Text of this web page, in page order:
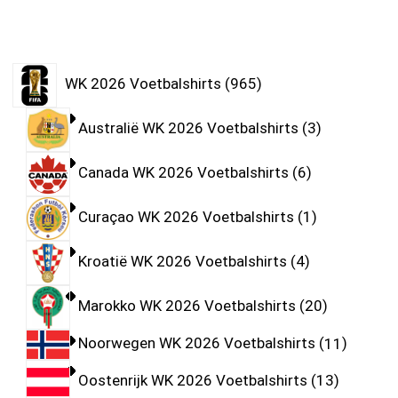
WK 2026 Voetbalshirts 965
Australië WK 2026 Voetbalshirts 3
Canada WK 2026 Voetbalshirts 6
Curaçao WK 2026 Voetbalshirts 1
Kroatië WK 2026 Voetbalshirts 4
Marokko WK 2026 Voetbalshirts 20
Noorwegen WK 2026 Voetbalshirts 11
Oostenrijk WK 2026 Voetbalshirts 13